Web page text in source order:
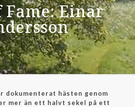
Einar
dokumenterat hästen genom
mer än ett halvt sekel på ett